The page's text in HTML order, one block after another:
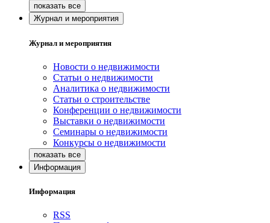
Журнал и мероприятия
Журнал и мероприятия
Новости о недвижимости
Статьи о недвижимости
Аналитика о недвижимости
Статьи о строительстве
Конференции о недвижимости
Выставки о недвижимости
Семинары о недвижимости
Конкурсы о недвижимости
Информация
Информация
RSS